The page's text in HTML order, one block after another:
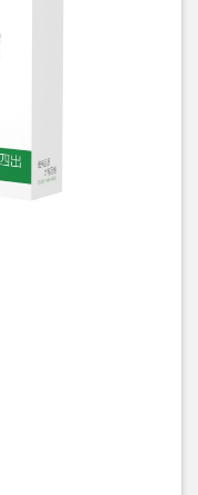
DTS-HD, Dolby
nhựa chất lượng cao để
là 5V hoặc 12V.
chơi game, TV, máy
Hiệu